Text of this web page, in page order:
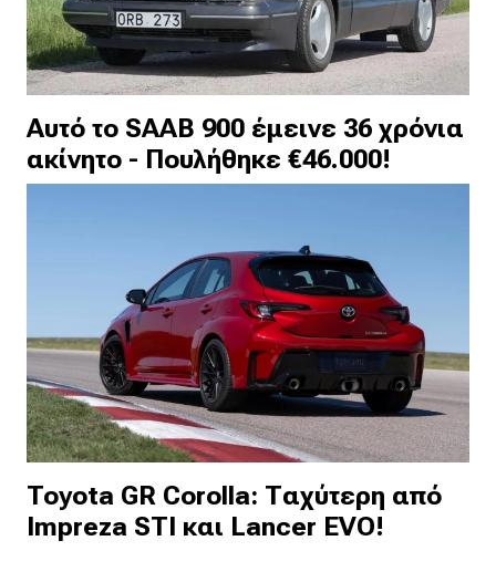
Αυτό το SAAB 900 έμεινε 36 χρόνια
ακίνητο - Πουλήθηκε €46.000!
Toyota GR Corolla: Ταχύτερη από
Impreza STI και Lancer EVO!